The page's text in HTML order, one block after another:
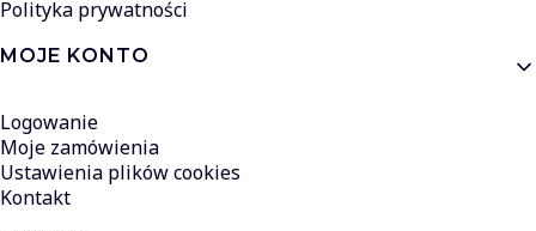
Polityka prywatności
MOJE KONTO
Logowanie
Moje zamówienia
Ustawienia plików cookies
Kontakt